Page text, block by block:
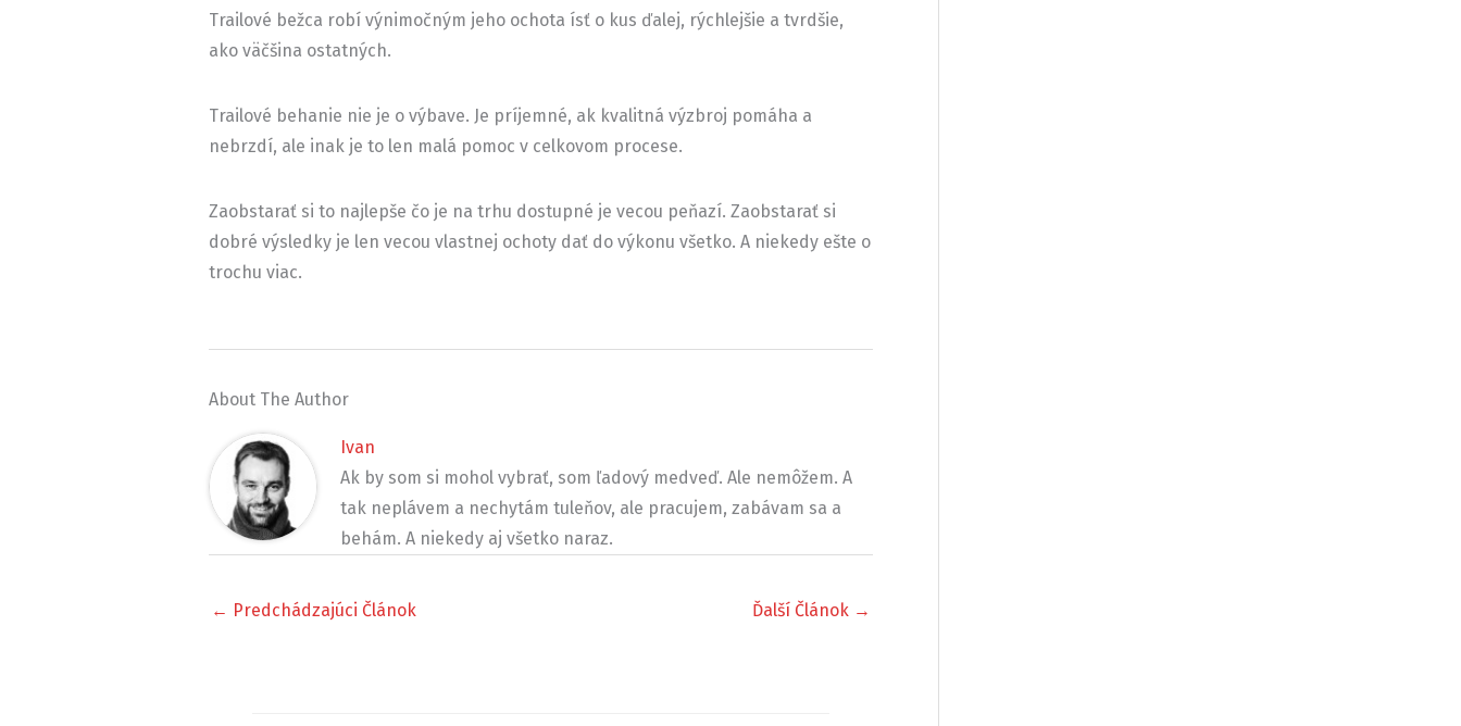
Trailové bežca robí výnimočným jeho ochota ísť o kus ďalej, rýchlejšie a tvrdšie,
ako väčšina ostatných.
Trailové behanie nie je o výbave. Je príjemné, ak kvalitná výzbroj pomáha a
nebrzdí, ale inak je to len malá pomoc v celkovom procese.
Zaobstarať si to najlepše čo je na trhu dostupné je vecou peňazí. Zaobstarať si
dobré výsledky je len vecou vlastnej ochoty dať do výkonu všetko. A niekedy ešte o
trochu viac.
About The Author
Ivan
Ak by som si mohol vybrať, som ľadový medveď. Ale nemôžem. A
tak neplávem a nechytám tuleňov, ale pracujem, zabávam sa a
behám. A niekedy aj všetko naraz.
← Predchádzajúci Článok Ďalší Článok →